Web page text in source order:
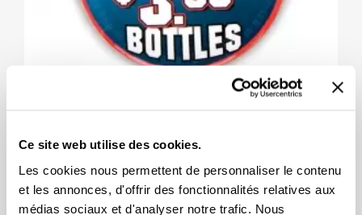
Ce site web utilise des cookies.
Les cookies nous permettent de personnaliser le contenu
et les annonces, d'offrir des fonctionnalités relatives aux
médias sociaux et d'analyser notre trafic. Nous
Macaron Rond 3 Po
1,74 $